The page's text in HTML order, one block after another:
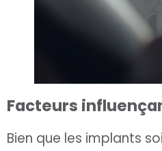
Facteurs
Bien que les implants